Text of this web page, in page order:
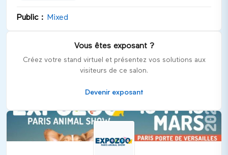
Toilettage
Animalerie
Petfood durable
diversifié, incluant :
Professionnels du secteur (éleveurs, vétérinaires,
Public : Mixed
Vous êtes exposant ?
Créez votre stand virtuel et présentez vos solutions aux
visiteurs de ce salon.
Devenir exposant